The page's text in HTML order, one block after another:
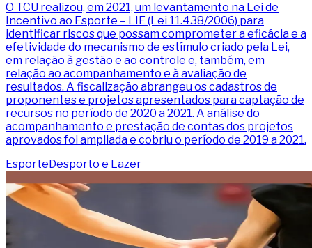
O TCU realizou, em 2021, um levantamento na Lei de
Incentivo ao Esporte – LIE (Lei 11.438/2006) para
identificar riscos que possam comprometer a eficácia e a
efetividade do mecanismo de estímulo criado pela Lei,
em relação à gestão e ao controle e, também, em
relação ao acompanhamento e à avaliação de
resultados. A fiscalização abrangeu os cadastros de
proponentes e projetos apresentados para captação de
recursos no período de 2020 a 2021. A análise do
acompanhamento e prestação de contas dos projetos
aprovados foi ampliada e cobriu o período de 2019 a 2021.
Esporte Desporto e Lazer